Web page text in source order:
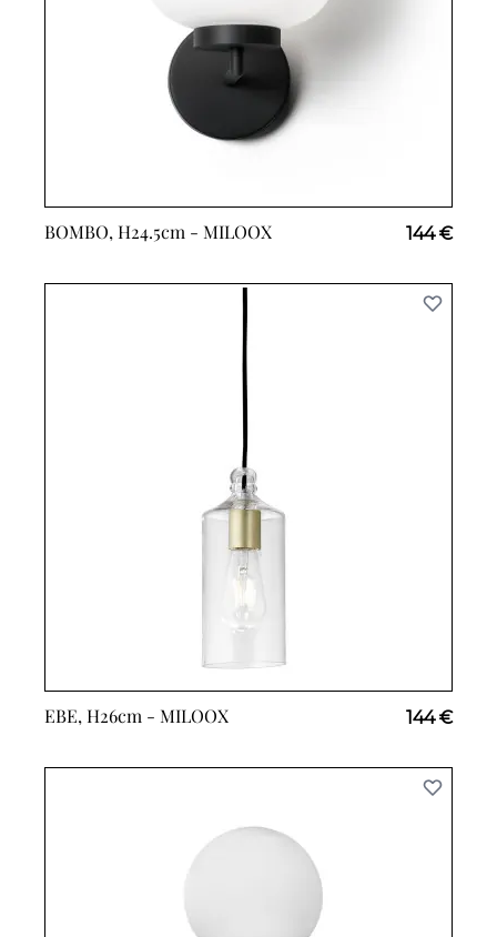
BOMBO, H24.5cm - MILOOX 144 €
EBE, H26cm - MILOOX 144 €